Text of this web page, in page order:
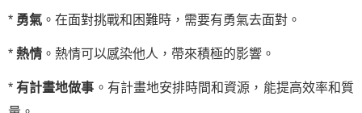
* 勇氣 。在面對挑戰和困難時，需要有勇氣去面對。
* 熱情 。熱情可以感染他人，帶來積極的影響。
*有計畫地做事 。有計畫地安排時間和資源，能提高效率和質